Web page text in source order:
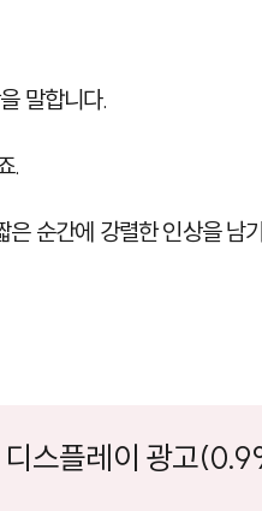
말합니다.
.
은 순간에 강렬한 인상을 남
스플레이 광고